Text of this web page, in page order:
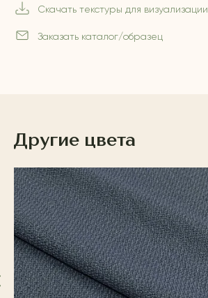
Скачать текстуры для визуализации
Заказать каталог/образец
Другие цвета